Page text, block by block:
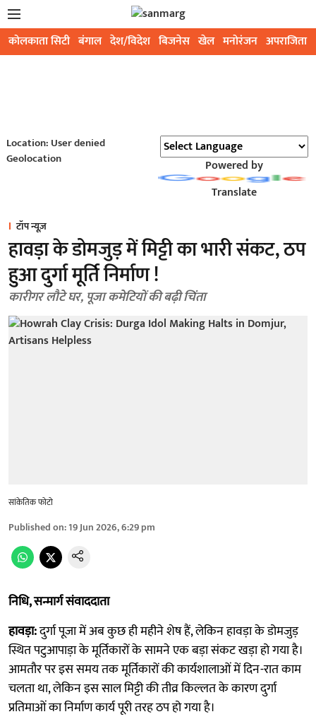
कोलकाता सिटी बंगाल देश/विदेश बिजनेस खेल मनोरंजन अपराजिता
Location: User denied
Geolocation
Powered by
Translate
टॉप न्यूज़
हावड़ा के डोमजुड़ में मिट्टी का भारी संकट, ठप
हुआ दुर्गा मूर्ति निर्माण !
कारीगर लौटे घर, पूजा कमेटियों की बढ़ी चिंता
सांकेतिक फोटो
Published on:19 Jun 2026, 6:29 pm
निधि, सन्मार्ग संवाददाता
हावड़ा:दुर्गा पूजा में अब कुछ ही महीने शेष हैं, लेकिन हावड़ा के डोमजुड़
स्थित पटुआपाड़ा के मूर्तिकारों के सामने एक बड़ा संकट खड़ा हो गया है।
आमतौर पर इस समय तक मूर्तिकारों की कार्यशालाओं में दिन-रात काम
चलता था, लेकिन इस साल मिट्टी की तीव्र किल्लत के कारण दुर्गा
प्रतिमाओं का निर्माण कार्य पूरी तरह ठप हो गया है।